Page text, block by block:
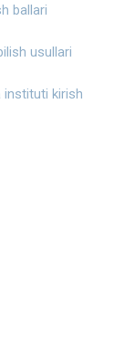
ballari
usullari
kirish